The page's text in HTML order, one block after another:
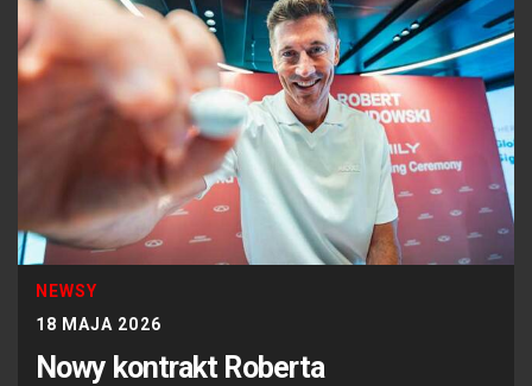
NEWSY
18 MAJA 2026
Nowy kontrakt Roberta